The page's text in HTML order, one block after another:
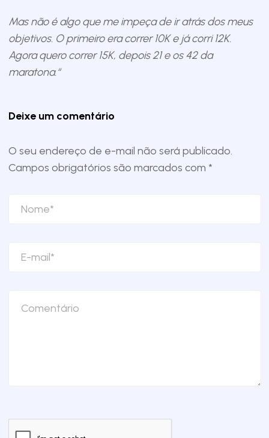
Mas não é algo que me impeça de ir atrás dos meus
objetivos. O primeiro era correr 10K e já corri 12K.
Agora quero correr 15K, depois 21 e os 42 da
maratona.“
Deixe um comentário
O seu endereço de e-mail não será publicado.
Campos obrigatórios são marcados com *